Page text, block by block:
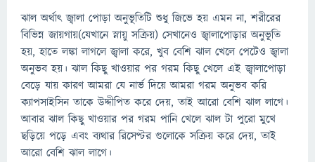
ঝাল অর্থাৎ জ্বালা পোড়া অনুভূতিটি শুধু জিভে হয় এমন না, শরীরের
বিভিন্ন জায়গায়(যেখানে স্নায়ু সক্রিয়) সেখানেও জ্বালাপোড়ার অনুভূতি
হয়, হাতে লঙ্কা লাগলে জ্বালা করে, খুব বেশি ঝাল খেলে পেটেও জ্বালা
অনুভব হয়। ঝাল কিছু খাওয়ার পর গরম কিছু খেলে এই জ্বালাপোড়া
বেড়ে যায় কারণ আমরা যে নার্ভ দিয়ে আমরা গরম অনুভব করি
ক্যাপসাইসিন তাকে উদ্দীপিত করে দেয়, তাই আরো বেশি ঝাল লাগে।
আবার ঝাল কিছু খাওয়ার পর গরম পানি খেলে ঝাল টা পুরো মুখে
ছড়িয়ে পড়ে এবং ব্যথার রিসেপ্টর গুলোকে সক্রিয় করে দেয়, তাই
আরো বেশি ঝাল লাগে।